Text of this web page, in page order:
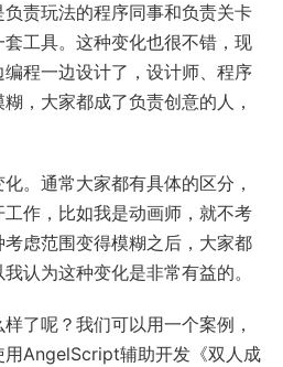
责玩法的程序同事和负责关卡
工具。这种变化也很不错，现
程一边设计了，设计师、程序
，大家都成了负责创意的人，
。通常大家都有具体的区分，
作，比如我是动画师，就不考
虑范围变得模糊之后，大家都
认为这种变化是非常有益的。
了呢？我们可以用一个案例，
用AngelScript辅助开发《双人成